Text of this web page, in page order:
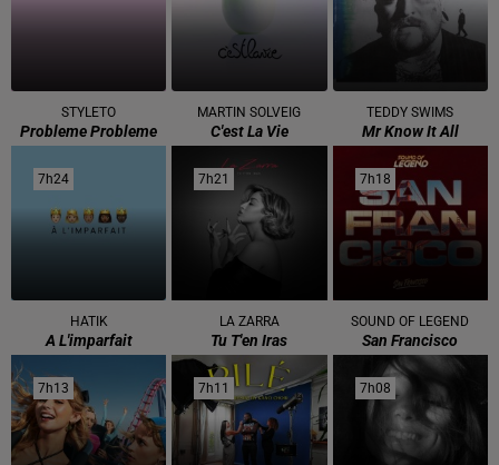
STYLETO
Probleme Probleme
MARTIN SOLVEIG
C'est La Vie
TEDDY SWIMS
Mr Know It All
7h24
7h24
HATIK
A L'imparfait
7h21
7h21
LA ZARRA
Tu T'en Iras
7h18
7h18
SOUND OF LEGEND
San Francisco
7h13
7h13 7h11
7h11 7h08
7h08